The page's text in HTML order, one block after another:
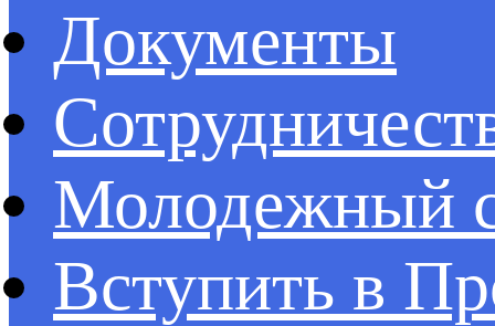
Документы
Молодежный
Вступить в